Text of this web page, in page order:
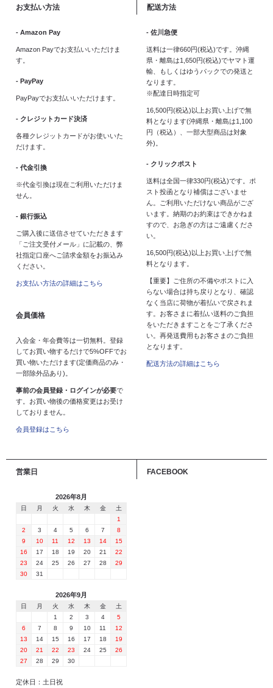
お支払い方法
- Amazon Pay
Amazon Payでお支払いいただけま
す。
- PayPay
PayPayでお支払いいただけます。
- クレジットカード決済
各種クレジットカードがお使いいた
だけます。
- 代金引換
※代金引換は現在ご利用いただけま
せん。
- 銀行振込
ご購入後に送信させていただきます
「ご注文受付メール」に記載の、弊
社指定口座へご請求金額をお振込み
ください。
お支払い方法の詳細はこちら
会員価格
入会金・年会費等は一切無料。登録
してお買い物するだけで5%OFFでお
買い物いただけます(定価商品のみ・
一部除外品あり)。
事前の会員登録・ログインが必要で
す。お買い物後の価格変更はお受け
しておりません。
会員登録はこちら
配送方法
- 佐川急便
送料は一律660円(税込)です。沖縄
県・離島は1,650円(税込)でヤマト運
輸、もしくはゆうパックでの発送と
なります。
※配達日時指定可
16,500円(税込)以上お買い上げで無
料となります(沖縄県・離島は1,100
円（税込）、一部大型商品は対象
外)。
- クリックポスト
送料は全国一律330円(税込)です。ポ
スト投函となり補償はございませ
ん。ご利用いただけない商品がござ
います。納期のお約束はできかねま
すので、お急ぎの方はご遠慮くださ
い。
16,500円(税込)以上お買い上げで無
料となります。
【重要】ご住所の不備やポストに入
らない場合は持ち戻りとなり、確認
なく当店に荷物が着払いで戻されま
す。お客さまに着払い送料のご負担
をいただきますことをご了承くださ
い。再発送費用もお客さまのご負担
となります。
配送方法の詳細はこちら
営業日
2026年8月
日 月 火 水 木 金
土
1
2
3 4 5 6 7
8
9
10 11 12 13 14
15
16
17 18 19 20 21
22
23
24 25 26 27 28
29
30
31
2026年9月
日 月 火 水 木 金
土
1
2 3 4
5
6
7 8 9 10 11
12
13
14 15 16 17 18
19
20
21 22 23 24 25
26
27
28 29 30
定休日：土日祝
FACEBOOK